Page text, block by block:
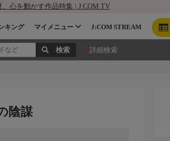
、心を動かす作品特集 | J:COM TV
キング マイメニュー J:COM STREAM
詳細検索
陰謀